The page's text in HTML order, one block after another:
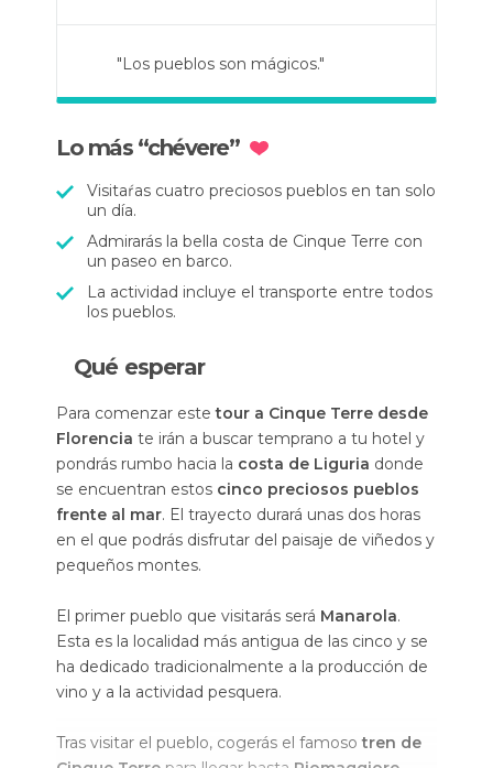
"Los pueblos son mágicos."
"Cinco poblaciones muy
"Un parque natural aún por
Lo más “chévere”
Visitaŕas cuatro preciosos pueblos en tan solo
un día.
Admirarás la bella costa de Cinque Terre con
un paseo en barco.
La actividad incluye el transporte entre todos
los pueblos.
Qué esperar
Para comenzar estetour a Cinque Terre desde
Florencia te irán a buscar temprano a tu hotel y
pondrás rumbo hacia la costa de Liguria donde
se encuentran estos cinco preciosos pueblos
frente al mar. El trayecto durará unas dos horas
en el que podrás disfrutar del paisaje de viñedos y
pequeños montes.
El primer pueblo que visitarás será Manarola.
Esta es la localidad más antigua de las cinco y se
ha dedicado tradicionalmente a la producción de
vino y a la actividad pesquera.
Tras visitar el pueblo, cogerás el famosotren de